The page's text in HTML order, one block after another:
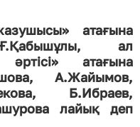
атағына
ал
атағына
А.Жайымов,
Б.Ибраев,
лайық деп